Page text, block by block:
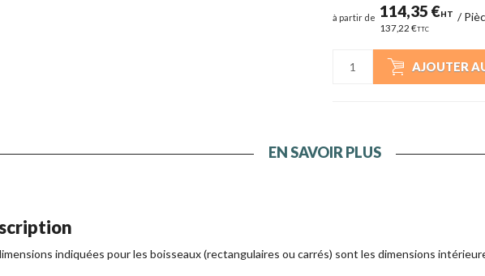
à partir de 114,35 €HT
137,22 €TTC
/
AJOUTER
EN SAVOIR PLUS
indiquées pour les boisseaux (rectangulaires ou carrés) sont les dimensions